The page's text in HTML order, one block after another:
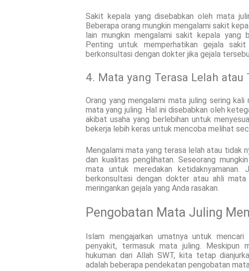
Sakit kepala yang disebabkan oleh mata
Beberapa orang mungkin mengalami sakit
lain mungkin mengalami sakit kepala yang
Penting untuk memperhatikan gejala
berkonsultasi dengan dokter jika gejala
4. Mata yang Terasa Lelah atau
Orang yang mengalami mata juling sering
mata yang juling. Hal ini disebabkan oleh
akibat usaha yang berlebihan untuk
bekerja lebih keras untuk mencoba melihat
Mengalami mata yang terasa lelah atau tidak
dan kualitas penglihatan. Seseorang
mata untuk meredakan
berkonsultasi dengan dokter atau ahli
meringankan gejala yang Anda rasakan.
Pengobatan Mata Juling
Islam mengajarkan umatnya untuk
penyakit, termasuk mata juling. Meskipun
hukuman dari Allah SWT, kita tetap
adalah beberapa pendekatan pengobatan